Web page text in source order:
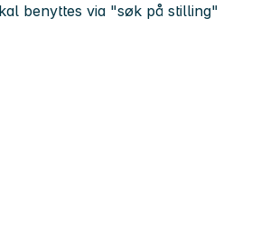
benyttes via "søk på stilling"